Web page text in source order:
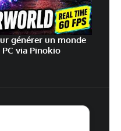
générer un monde
via Pinokio